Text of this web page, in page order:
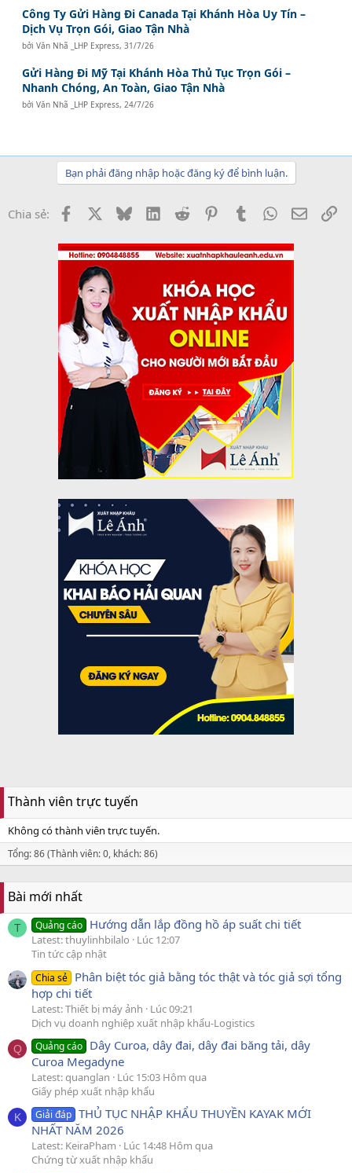
Công Ty Gửi Hàng Đi Canada Tại Khánh Hòa Uy Tín –
Dịch Vụ Trọn Gói, Giao Tận Nhà
bởiVăn Nhã _LHP Express,31/7/26
Gửi Hàng Đi Mỹ Tại Khánh Hòa Thủ Tục Trọn Gói –
Nhanh Chóng, An Toàn, Giao Tận Nhà
bởiVăn Nhã _LHP Express,24/7/26
Bạn phải đăng nhập hoặc đăng ký để bình luận.
Chia sẻ: Facebook BlueskyLinkedInReddit PinterestTumblrWhatsApp
Email
Thành viên trực tuyến
Không có thành viên trực tuyến.
Tổng: 86 (Thành viên: 0, khách: 86)
Bài mới nhất
T Quảng cáo Hướng dẫn lắp đồng hồ áp suất chi tiết
Latest: thuylinhbilalo
Lúc 12:07
Tin tức cập nhật
Chia sẻ Phân biệt tóc giả bằng tóc thật và tóc giả sợi tổng
hợp chi tiết
Latest: Thiết bị máy ảnh
Lúc 09:21
Dịch vụ doanh nghiệp xuất nhập khẩu-Logistics
Q Quảng cáo Dây Curoa, dây đai, dây đai băng tải, dây
Curoa Megadyne
Latest: quanglan
Lúc 15:03 Hôm qua
Giấy phép xuất nhập khẩu
K Giải đáp THỦ TỤC NHẬP KHẨU THUYỀN KAYAK MỚI
NHẤT NĂM 2026
Latest: KeiraPham
Lúc 14:48 Hôm qua
Chứng từ xuất nhập khẩu